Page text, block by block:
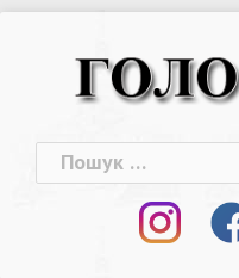
Пошук: